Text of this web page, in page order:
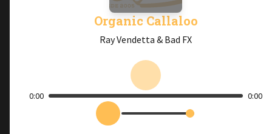
Organic Callaloo
Ray Vendetta & Bad FX
0:00 0:00